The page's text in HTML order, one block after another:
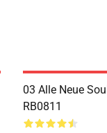
03 Alle Neue
RB0811